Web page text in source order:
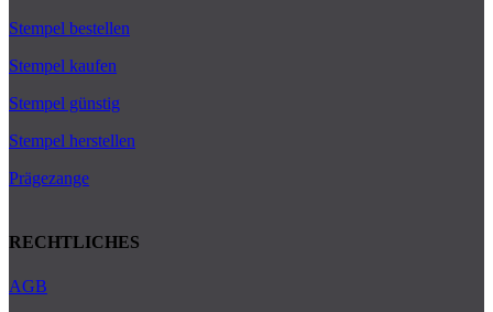
Stempel bestellen
Stempel kaufen
Stempel günstig
Stempel herstellen
Prägezange
RECHTLICHES
AGB